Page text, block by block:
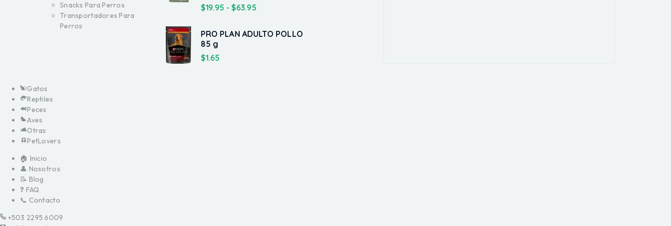
Snacks Para Perros
Transportadores Para
Perros
$19.95 - $63.95
PRO PLAN ADULTO POLLO
85 g
$1.65
Gatos
Reptiles
Peces
Aves
Otras
PetLovers
🏠 Inicio
👤 Nosotros
📝 Blog
❓ FAQ
📞 Contacto
+503 2295 6009